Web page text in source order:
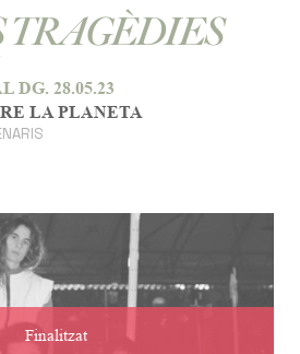
TRAGÈDIES
DG. 28.05.23
LA PLANETA
Finalitzat